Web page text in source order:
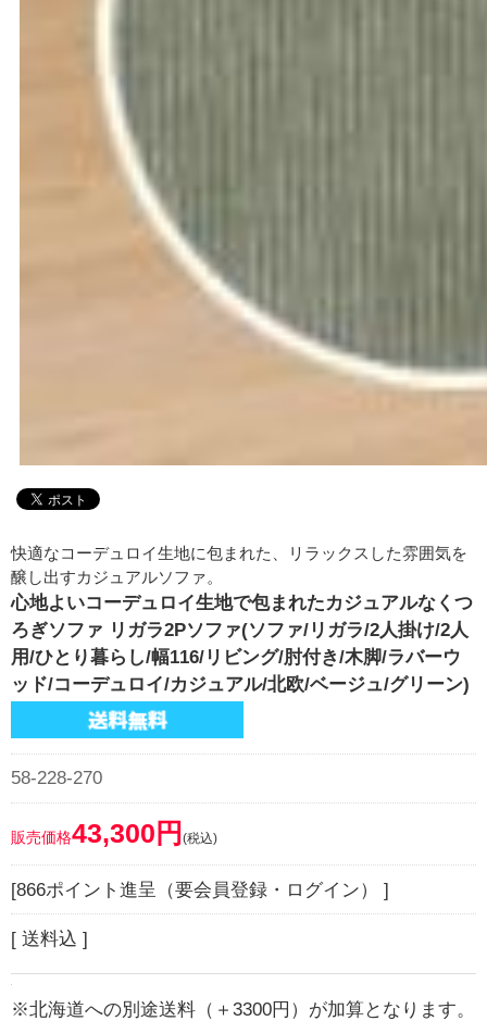
快適なコーデュロイ生地に包まれた、リラックスした雰囲気を
醸し出すカジュアルソファ。
心地よいコーデュロイ生地で包まれたカジュアルなくつ
ろぎソファ リガラ2Pソファ(ソファ/リガラ/2人掛け/2人
用/ひとり暮らし/幅116/リビング/肘付き/木脚/ラバーウ
ッド/コーデュロイ/カジュアル/北欧/ベージュ/グリーン)
58-228-270
販売価格43,300円 (税込)
[866ポイント進呈（要会員登録・ログイン） ]
[ 送料込 ]
※北海道への別途送料（＋3300円）が加算となります。